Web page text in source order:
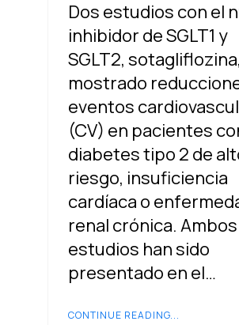
Dos estudios con el
inhibidor de SGLT1 y
SGLT2,
mostrado
eventos
(CV) en pacientes
diabetes tipo 2 de
riesgo, insuficiencia
cardíaca o
renal crónica. Ambos
estudios han sido
presentado en el…
CONTINUE READING...